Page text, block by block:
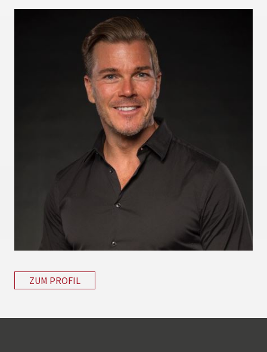
ZUM PROFIL